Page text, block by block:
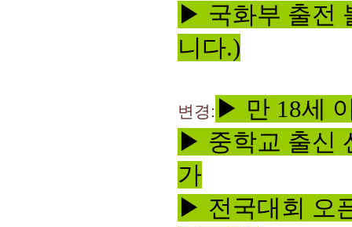
▶ 국화부 출전
니다.)
변경: ▶ 만 18세
▶ 중학교 출신
가
▶ 전국대회 오